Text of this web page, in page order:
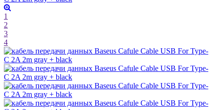
1
2
3
4